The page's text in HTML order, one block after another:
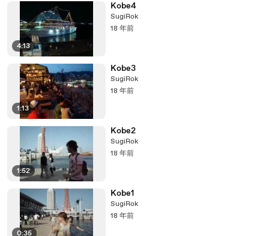
4:13
Kobe4
SugiRok
18 年前
1:13
Kobe3
SugiRok
18 年前
1:52
Kobe2
SugiRok
18 年前
0:35
Kobe1
SugiRok
18 年前